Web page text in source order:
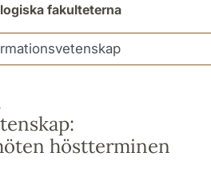
fakulteterna
höstterminen